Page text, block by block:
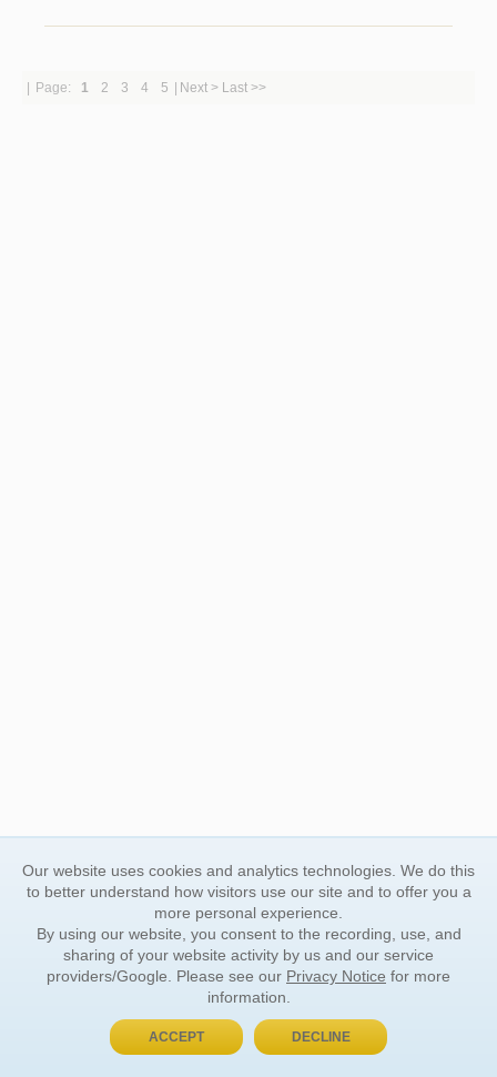
Page: 1 2 3 4 5 Next > Last >>
Our website uses cookies and analytics technologies. We do this
to better understand how visitors use our site and to offer you a
more personal experience.
By using our website, you consent to the recording, use, and
sharing of your website activity by us and our service
providers/Google. Please see our Privacy Notice for more
information.
ACCEPT DECLINE